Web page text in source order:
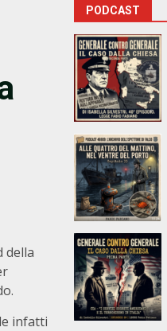
della
infatti
PODCAST